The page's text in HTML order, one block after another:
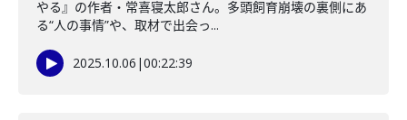
やる』の作者・常喜寝太郎さん。多頭飼育崩壊の裏側にあ
る“人の事情”や、取材で出会っ...
2025.10.06 |00:22:39